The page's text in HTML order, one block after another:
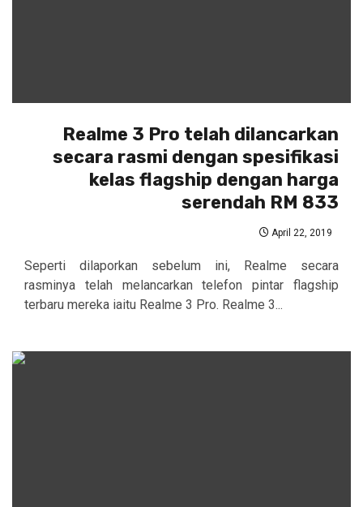
Realme 3 Pro telah dilancarkan
secara rasmi dengan spesifikasi
kelas flagship dengan harga
serendah RM 833
April 22, 2019
Seperti dilaporkan sebelum ini, Realme secara
rasminya telah melancarkan telefon pintar flagship
terbaru mereka iaitu Realme 3 Pro. Realme 3...